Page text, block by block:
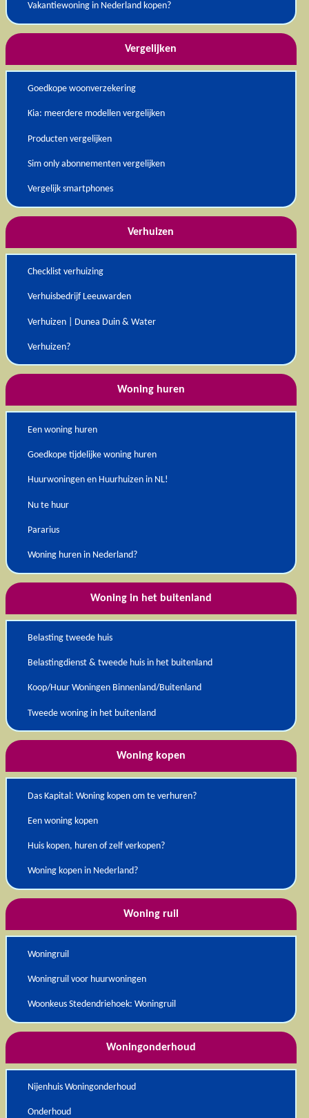
Vakantiewoning in Nederland kopen?
Vergelijken
Goedkope woonverzekering
Kia: meerdere modellen vergelijken
Producten vergelijken
Sim only abonnementen vergelijken
Vergelijk smartphones
Verhuizen
Checklist verhuizing
Verhuisbedrijf Leeuwarden
Verhuizen | Dunea Duin & Water
Verhuizen?
Woning huren
Een woning huren
Goedkope tijdelijke woning huren
Huurwoningen en Huurhuizen in NL!
Nu te huur
Pararius
Woning huren in Nederland?
Woning in het buitenland
Belasting tweede huis
Belastingdienst & tweede huis in het buitenland
Koop/Huur Woningen Binnenland/Buitenland
Tweede woning in het buitenland
Woning kopen
Das Kapital: Woning kopen om te verhuren?
Een woning kopen
Huis kopen, huren of zelf verkopen?
Woning kopen in Nederland?
Woning ruil
Woningruil
Woningruil voor huurwoningen
Woonkeus Stedendriehoek: Woningruil
Woningonderhoud
Nijenhuis Woningonderhoud
Onderhoud